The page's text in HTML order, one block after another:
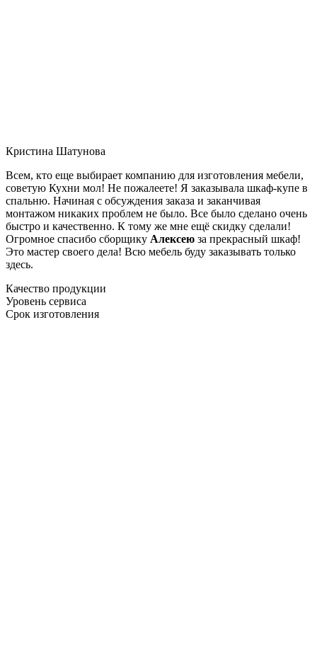
Кристина Шатунова
Всем, кто еще выбирает компанию для изготовления мебели,
советую Кухни мол! Не пожалеете! Я заказывала шкаф-купе в
спальню. Начиная с обсуждения заказа и заканчивая
монтажом никаких проблем не было. Все было сделано очень
быстро и качественно. К тому же мне ещё скидку сделали!
Огромное спасибо сборщику Алексею за прекрасный шкаф!
Это мастер своего дела! Всю мебель буду заказывать только
здесь.
Качество продукции
Уровень сервиса
Срок изготовления